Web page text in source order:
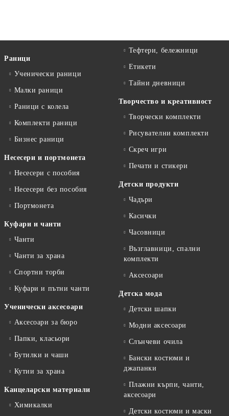
Раници
Ученически раници
Малки раници
Раници с колела
Комплекти раници
Бизнес раници
Несесери и портмонета
Несесери с пособия
Несесери без пособия
Портмонета
Куфари и чанти
Чанти
Чанти за храна
Спортни торби
Куфари и пътни чанти
Ученически аксесоари
Аксесоари за бюро
Папки, класьори
Бутилки и чаши
Кутии за храна
Канцеларски материали
Химикалки
Тефтери, бележници
Етикети
Тайни дневници
Творчество и креативност
Творчески комплекти
Рисувателни комплекти
Скреч игри
Печати и стикери
Детски продукти
Чадъри
Касички
Часовници
Възглавници, спални
комплекти
Аксесоари
Детска мода
Детски шапки
Модни аксесоари
Слънчеви очила
Бански костюми и
джапанки
Плажни кърпи, чанти,
аксесоари
Детски костюми и маски